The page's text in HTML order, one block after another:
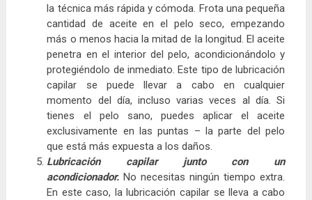
la técnica más rápida y cómoda. Frota una pequeña
cantidad de aceite en el pelo seco, empezando
más o menos hacia la mitad de la longitud. El aceite
penetra en el interior del pelo, acondicionándolo y
protegiéndolo de inmediato. Este tipo de lubricación
capilar se puede llevar a cabo en cualquier
momento del día, incluso varias veces al día. Si
tienes el pelo sano, puedes aplicar el aceite
exclusivamente en las puntas – la parte del pelo
que está más expuesta a los daños.
Lubricación capilar junto con un
acondicionador. No necesitas ningún tiempo extra.
En este caso, la lubricación capilar se lleva a cabo